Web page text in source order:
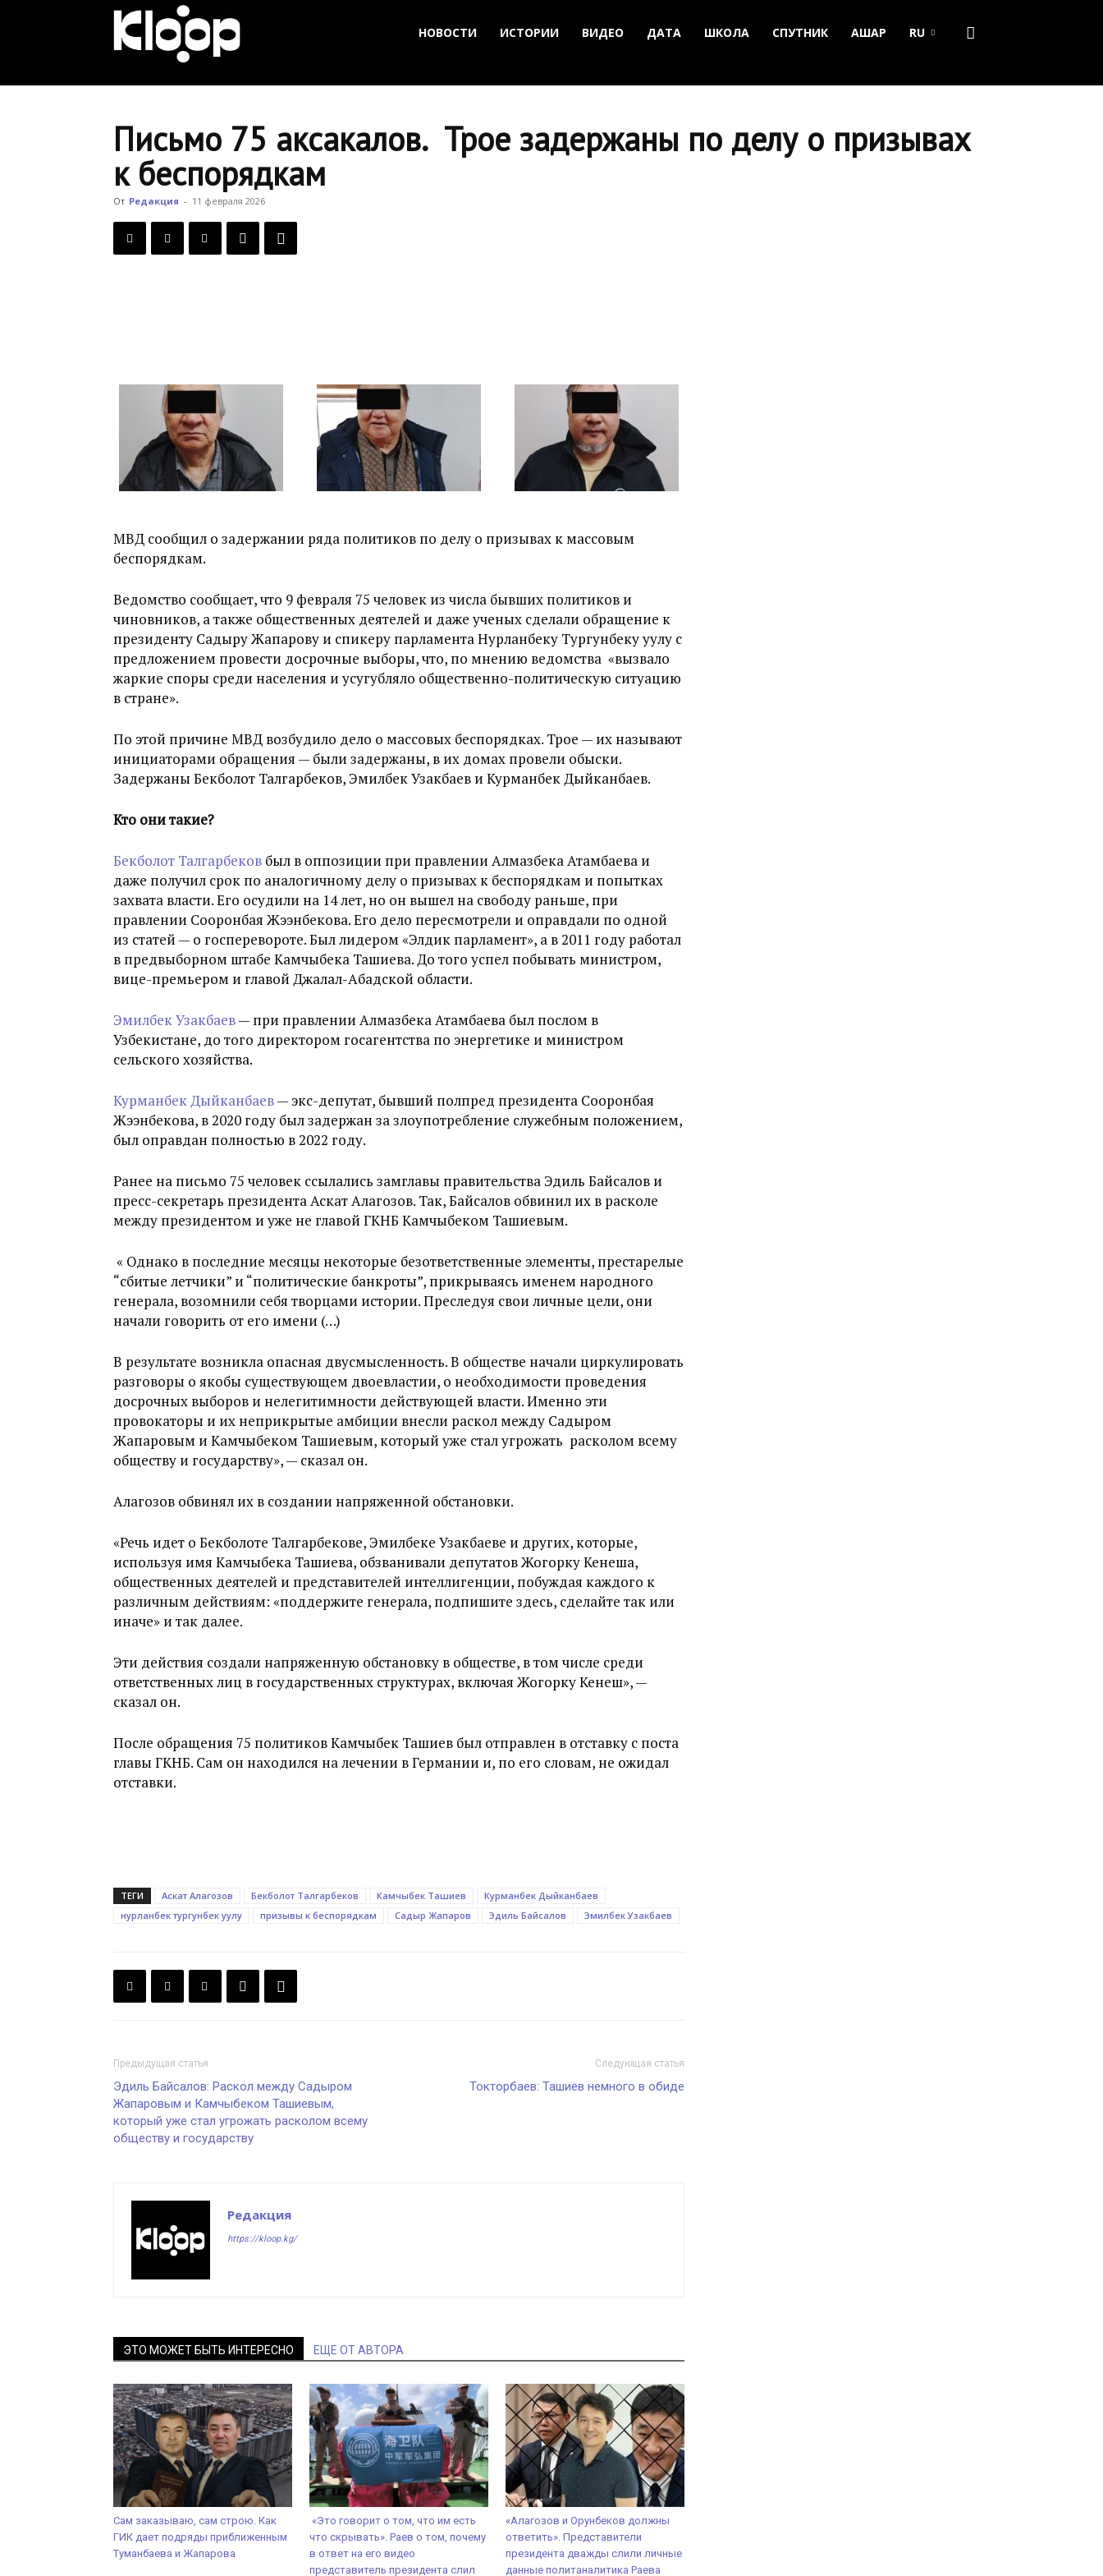
Новости
Кыргызстана
НОВОСТИ ИСТОРИИ ВИДЕО ДАТА ШКОЛА СПУТНИК АШАР RU
Письмо 75 аксакалов. Трое задержаны по делу о призывах
к беспорядкам
От Редакция - 11 февраля 2026
МВД сообщил о задержании ряда политиков по делу о призывах к массовым
беспорядкам.
Ведомство сообщает, что 9 февраля 75 человек из числа бывших политиков и
чиновников, а также общественных деятелей и даже ученых сделали обращение к
президенту Садыру Жапарову и спикеру парламента Нурланбеку Тургунбеку уулу с
предложением провести досрочные выборы, что, по мнению ведомства «вызвало
жаркие споры среди населения и усугубляло общественно-политическую ситуацию
в стране».
По этой причине МВД возбудило дело о массовых беспорядках. Трое — их называют
инициаторами обращения — были задержаны, в их домах провели обыски.
Задержаны Бекболот Талгарбеков, Эмилбек Узакбаев и Курманбек Дыйканбаев.
Кто они такие?
Бекболот Талгарбеков был в оппозиции при правлении Алмазбека Атамбаева и
даже получил срок по аналогичному делу о призывах к беспорядкам и попытках
захвата власти. Его осудили на 14 лет, но он вышел на свободу раньше, при
правлении Сооронбая Жээнбекова. Его дело пересмотрели и оправдали по одной
из статей — о госперевороте. Был лидером«Элдик парламент», а в 2011 году работал
в предвыборном штабе Камчыбека Ташиева. До того успел побывать министром,
вице-премьером и главой Джалал-Абадской области.
Эмилбек Узакбаев— при правлении Алмазбека Атамбаева был послом в
Узбекистане, до того директором госагентства по энергетике и министром
сельского хозяйства.
Курманбек Дыйканбаев— экс-депутат, бывший полпред президента Сооронбая
Жээнбекова, в 2020 году был задержан за злоупотребление служебным положением,
был оправдан полностью в 2022 году.
Ранее на письмо 75 человек ссылались замглавы правительства Эдиль Байсалов и
пресс-секретарь президента Аскат Алагозов. Так, Байсалов обвинил их в расколе
между президентом и уже не главой ГКНБ Камчыбеком Ташиевым.
« Однако в последние месяцы некоторые безответственные элементы, престарелые
“сбитые летчики” и “политические банкроты”, прикрываясь именем народного
генерала, возомнили себя творцами истории. Преследуя свои личные цели, они
начали говорить от его имени (…)
В результате возникла опасная двусмысленность. В обществе начали циркулировать
разговоры о якобы существующем двоевластии, о необходимости проведения
досрочных выборов и нелегитимности действующей власти. Именно эти
провокаторы и их неприкрытые амбиции внесли раскол между Садыром
Жапаровым и Камчыбеком Ташиевым, который уже стал угрожать расколом всему
обществу и государству», — сказал он.
Алагозов обвинял их в создании напряженной обстановки.
«Речь идет о Бекболоте Талгарбекове, Эмилбеке Узакбаеве и других, которые,
используя имя Камчыбека Ташиева, обзванивали депутатов Жогорку Кенеша,
общественных деятелей и представителей интеллигенции, побуждая каждого к
различным действиям: «поддержите генерала, подпишите здесь, сделайте так или
иначе» и так далее.
Эти действия создали напряженную обстановку в обществе, в том числе среди
ответственных лиц в государственных структурах, включая Жогорку Кенеш», —
сказал он.
После обращения 75 политиков Камчыбек Ташиев был отправлен в отставку с поста
главы ГКНБ. Сам он находился на лечении в Германии и, по его словам, не ожидал
отставки.
ТЕГИ Аскат Алагозов Бекболот Талгарбеков Камчыбек Ташиев
Курманбек Дыйканбаев
нурланбек тургунбек уулу
призывы к беспорядкам Садыр Жапаров Эдиль Байсалов Эмилбек Узакбаев
Предыдущая статья
Эдиль Байсалов: Раскол между Садыром
Жапаровым и Камчыбеком Ташиевым,
который уже стал угрожать расколом всему
обществу и государству
Следующая статья
Токторбаев: Ташиев немного в обиде
Редакция
https://kloop.kg/
ЭТО МОЖЕТ БЫТЬ ИНТЕРЕСНО ЕЩЕ ОТ АВТОРА
Сам заказываю, сам строю. Как
ГИК дает подряды приближенным
Туманбаева и Жапарова
«Это говорит о том, что им есть
что скрывать». Раев о том, почему
в ответ на его видео
представитель президента слил
«Алагозов и Орунбеков должны
ответить». Представители
президента дважды слили личные
данные политаналитика Раева